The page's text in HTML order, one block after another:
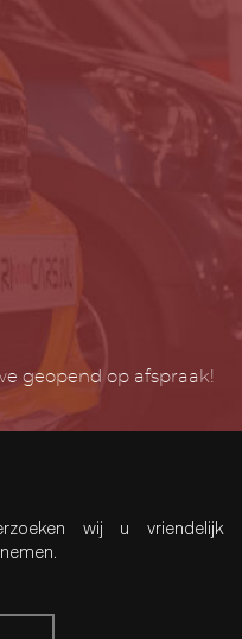
geopend op afspraak!
wij u vriendelijk